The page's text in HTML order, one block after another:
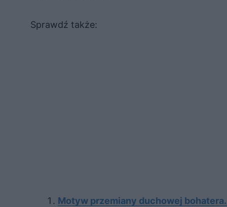
Sprawdź także:
Mo­tyw prze­mia­ny du­cho­wej